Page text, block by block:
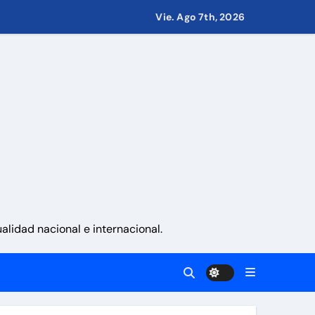
6 de agosto 2026
Vie. Ago 7th, 2026
nacional e internacional.